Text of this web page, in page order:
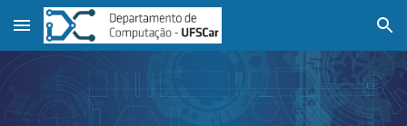
Skip to main content Skip to navigation